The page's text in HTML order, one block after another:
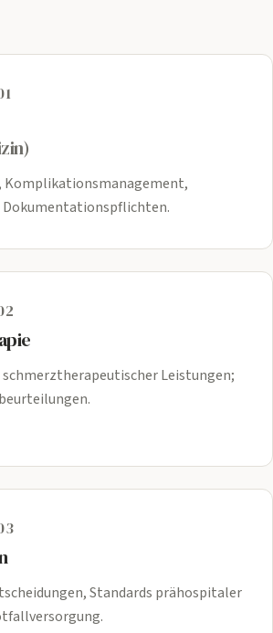
Komplikationsmanagement,
Dokumentationspflichten.
Leistungen;
Standards prähospitaler